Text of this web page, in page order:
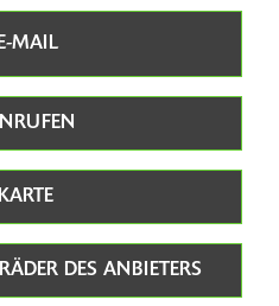
E-MAIL
KARTE
DES ANBIETERS